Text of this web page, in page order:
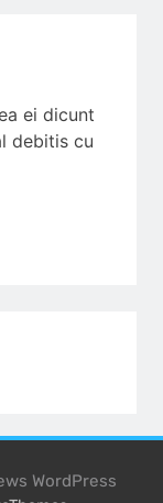
ei dicunt
debitis cu
WordPress